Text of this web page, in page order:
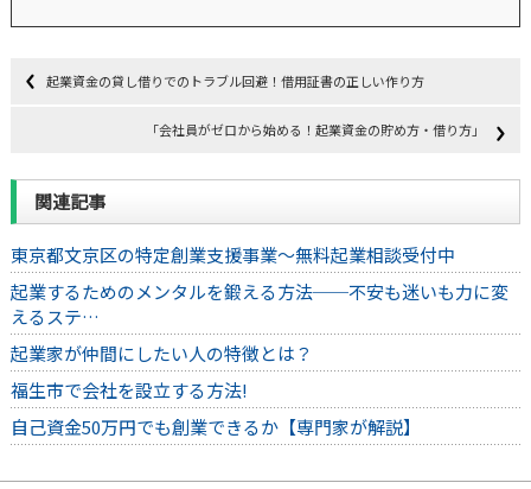
起業資金の貸し借りでのトラブル回避！借用証書の正しい作り方
「会社員がゼロから始める！起業資金の貯め方・借り方」
関連記事
東京都文京区の特定創業支援事業～無料起業相談受付中
起業するためのメンタルを鍛える方法──不安も迷いも力に変
えるステ…
起業家が仲間にしたい人の特徴とは？
福生市で会社を設立する方法!
自己資金50万円でも創業できるか【専門家が解説】